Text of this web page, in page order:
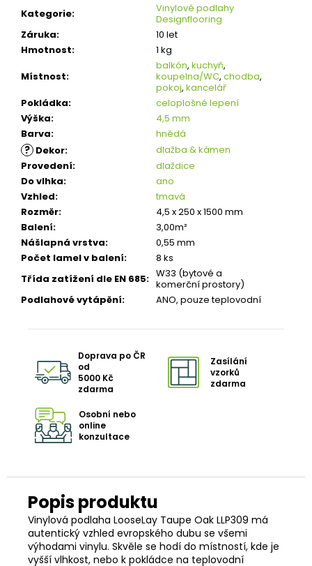
Kategorie:
Vinylové podlahy
Designflooring
Záruka:
10 let
Hmotnost:
1 kg
Místnost:
balkón, kuchyň,
koupelna/WC, chodba,
pokoj, kancelář
Pokládka:
celoplošné lepení
Výška:
4,5 mm
Barva: hnědá
? Dekor:
dlažba & kámen
Provedení:
dlaždice
Do vlhka:
ano
Vzhled:
tmavá
Rozměr:
4,5 x 250 x 1500 mm
Balení:
3,00m²
Nášlapná vrstva:
0,55 mm
Počet lamel v balení:
8 ks
Třída zatížení dle EN 685: W33 (bytové a
komerční prostory)
Podlahové vytápění: ANO, pouze teplovodní
Doprava po ČR
od
5000 Kč
zdarma
Zasílání
vzorků
zdarma
Osobní nebo
online
konzultace
Vinylová podlaha LooseLay Taupe Oak LLP309 má
autentický vzhled evropského dubu se všemi
výhodami vinylu. Skvěle se hodí do místností, kde je
vyšší vlhkost, nebo k pokládce na teplovodní